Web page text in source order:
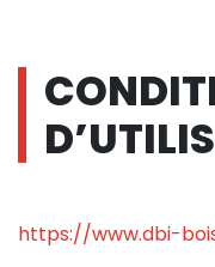
https://www.dbi-